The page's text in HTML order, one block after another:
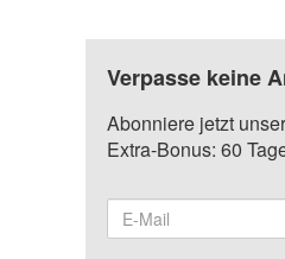
Verpasse keine
Abonniere jetzt
Extra-Bonus: 60